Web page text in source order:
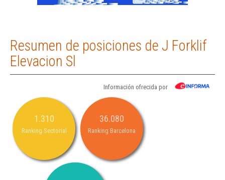
Resumen de posiciones de J Forklif
Elevacion Sl
Información ofrecida por
1.310
Ranking Sectorial
36.080
Ranking Barcelona